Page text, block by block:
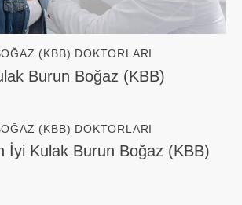
(KBB) DOKTORLARI
Burun Boğaz (KBB)
(KBB) DOKTORLARI
İyi Kulak Burun Boğaz (KBB)